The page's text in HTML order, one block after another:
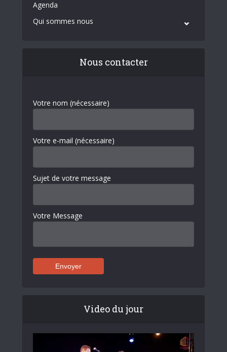
Agenda
Qui sommes nous
Nous contacter
Votre nom (nécessaire)
Votre e-mail (nécessaire)
Sujet de votre message
Votre Message
Video du jour